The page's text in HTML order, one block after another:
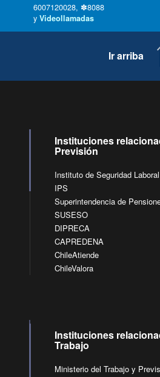
6007120028, ✽8088
y Videollamadas
Ir arriba
Instituciones
Previsión
Instituto de Seguridad Laboral
IPS
Superintendencia de
SUSESO
DIPRECA
CAPREDENA
ChileAtiende
ChileValora
Instituciones
Trabajo
Ministerio del Trabajo y